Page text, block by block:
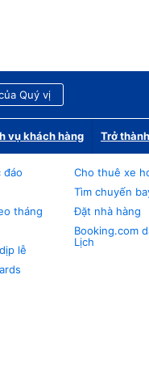
Quý vị
vụ khách hàng Trở
đáo
tháng
lễ
Cho thuê xe
Tìm chuyến
Đặt nhà hàng
Booking.com
Lịch